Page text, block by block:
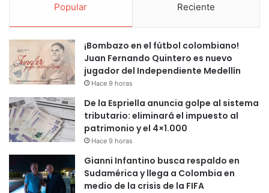
Popular Reciente
¡Bombazo en el fútbol colombiano!
Juan Fernando Quintero es nuevo
jugador del Independiente Medellín
Hace 9 horas
De la Espriella anuncia golpe al sistema
tributario: eliminará el impuesto al
patrimonio y el 4×1.000
Hace 9 horas
Gianni Infantino busca respaldo en
Sudamérica y llega a Colombia en
medio de la crisis de la FIFA